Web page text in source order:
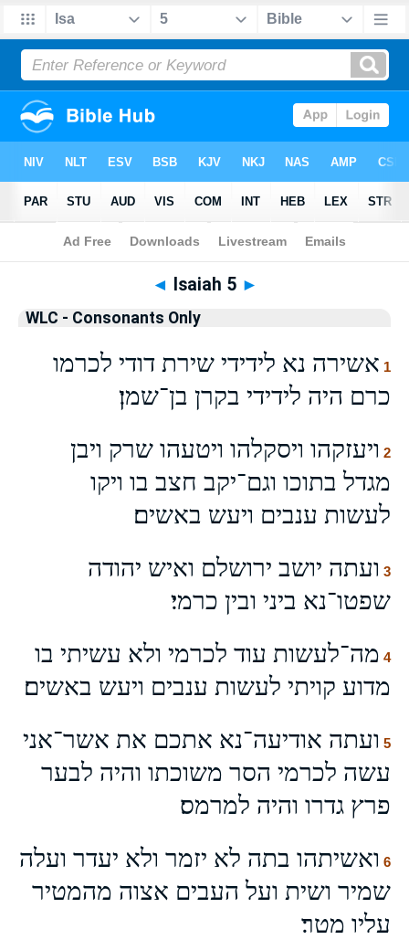
Bible>WLCO> Isaiah 5
◄ Isaiah 5 ►
WLC - Consonants Only
1 אשירה נא לידידי שירת דודי לכרמו
כרם היה לידידי בקרן בן־שמן׃
2 ויעזקהו ויסקלהו ויטעהו שרק ויבן
מגדל בתוכו וגם־יקב חצב בו ויקו
לעשות ענבים ויעש באשים׃
3 ועתה יושב ירושלם ואיש יהודה
שפטו־נא ביני ובין כרמי׃
4 מה־לעשות עוד לכרמי ולא עשיתי בו
מדוע קויתי לעשות ענבים ויעש באשים׃
5 ועתה אודיעה־נא אתכם את אשר־אני
עשה לכרמי הסר משוכתו והיה לבער
פרץ גדרו והיה למרמס׃
6 ואשיתהו בתה לא יזמר ולא יעדר ועלה
שמיר ושית ועל העבים אצוה מהמטיר
עליו מטר׃